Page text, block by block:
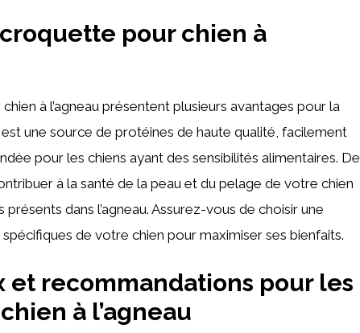
pour chien à
à l’agneau présentent plusieurs avantages pour la
est une source de protéines de haute qualité, facilement
pour les chiens ayant des sensibilités alimentaires. De
à la santé de la peau et du pelage de votre chien
dans l’agneau. Assurez-vous de choisir une
de votre chien pour maximiser ses bienfaits.
et recommandations pour les
à l’agneau